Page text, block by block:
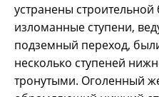
устранены
изломанные ступени,
подземный переход,
несколько ступеней
тронутыми. Оголенный